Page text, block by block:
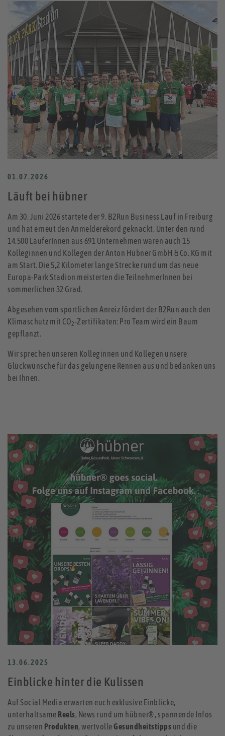
01.07.2026
Läuft bei hübner
Am 30. Juni 2026 startete der 9. B2Run Business Lauf in Freiburg
und hat erneut den Anmelderekord geknackt. Unter den rund
14.500 LäuferInnen aus 691 Unternehmen waren auch 15
Kolleginnen und Kollegen der Anton Hübner GmbH & Co. KG mit
am Start. Die 5,2 Kilometer lange Strecke rund um das neue
Europa-Park Stadion meisterten die TeilnehmerInnen bei
sommerlichen 32 Grad.
Abgesehen vom sportlichen Anreiz fördert der B2Run auch den
Klimaschutz mit CO2-Zertifikaten: Pro Team wird ein Baum
gepflanzt.
Wir sprechen unseren Kolleginnen und Kollegen unsere
Glückwünsche für das gelungene Rennen aus und bedanken uns
bei Ihnen.
13.06.2025
Einblicke hinter die Kulissen
Auf Social Media erwarten euch exklusive Einblicke,
unterhaltsame Reels, News rund um hübner® , spannende Infos
zu unseren Produkten, wertvolleGesundheitstipps und die